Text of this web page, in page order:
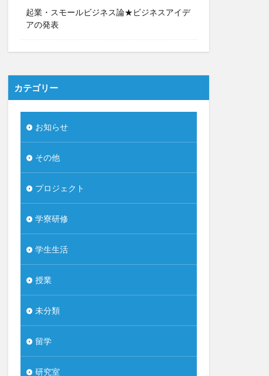
起業・スモールビジネス論★ビジネスアイデ
アの発表
カテゴリー
お知らせ
その他
プロジェクト
学寮研修
学生生活
授業
未分類
留学
研究室